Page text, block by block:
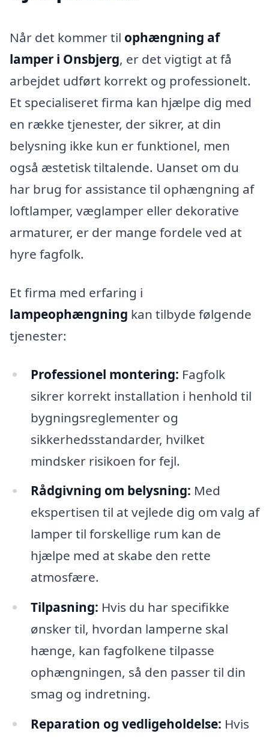
Når det kommer til ophængning af
lamper i Onsbjerg, er det vigtigt at få
arbejdet udført korrekt og professionelt.
Et specialiseret firma kan hjælpe dig med
en række tjenester, der sikrer, at din
belysning ikke kun er funktionel, men
også æstetisk tiltalende. Uanset om du
har brug for assistance til ophængning af
loftlamper, væglamper eller dekorative
armaturer, er der mange fordele ved at
hyre fagfolk.
Et firma med erfaring i
lampeophængning kan tilbyde følgende
tjenester:
Professionel montering: Fagfolk
sikrer korrekt installation i henhold til
bygningsreglementer og
sikkerhedsstandarder, hvilket
mindsker risikoen for fejl.
Rådgivning om belysning: Med
ekspertisen til at vejlede dig om valg af
lamper til forskellige rum kan de
hjælpe med at skabe den rette
atmosfære.
Tilpasning: Hvis du har specifikke
ønsker til, hvordan lamperne skal
hænge, kan fagfolkene tilpasse
ophængningen, så den passer til din
smag og indretning.
Reparation og vedligeholdelse: Hvis